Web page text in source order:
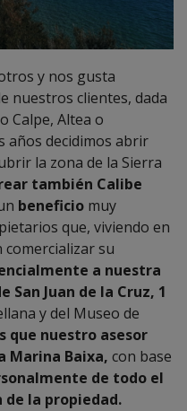
y nos gusta
nuestros clientes, dada
Calpe, Altea o
años decidimos abrir
la zona de la Sierra
también Calibe
beneficio muy
que, viviendo en
su
a nuestra
San Juan de la Cruz, 1
y del Museo de
que nuestro asesor
Marina Baixa, con base
de todo el
de la propiedad.